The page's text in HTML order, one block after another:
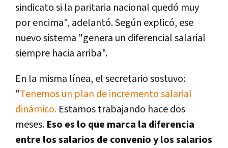
sindicato si la paritaria nacional quedó muy
por encima", adelantó. Según explicó, ese
nuevo sistema "genera un diferencial salarial
siempre hacia arriba".
En la misma línea, el secretario sostuvo:
"Tenemos un plan de incremento salarial
dinámico. Estamos trabajando hace dos
meses. Eso es lo que marca la diferencia
entre los salarios de convenio y los salarios